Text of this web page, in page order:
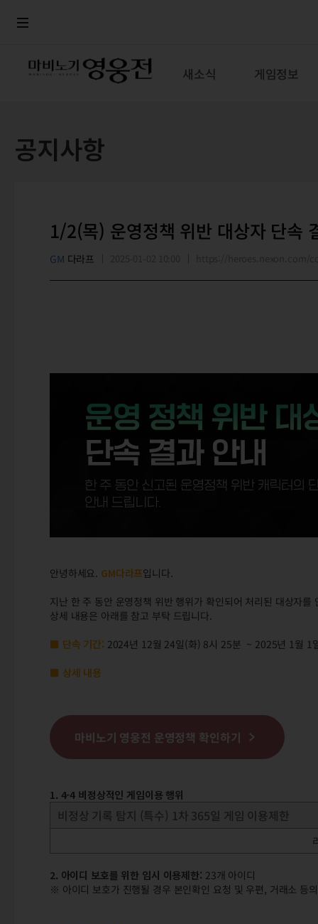
새소식 게임정보
공지사항
1/2(목) 운영정책 위반 대상자 단속
GM 다라프
안녕하세요. GM다라프입니다.
지난 한 주 동안 운영정책 위반 행위가 확인되어 처리된 대상자를
상세 내용은 아래를 참고 부탁 드립니다.
■ 단속 기간: 2024년 12월 24일(화) 8시 25분 ~ 2025년 1월 1
■ 상세 내용
마비노기 영웅전 운영정책 확인하기
1. 4-4 비정상적인 게임이용 행위
비정상 기록 탐지 (특수) 1차 365일 게임 이용제한
2. 아이디 보호를 위한 임시 이용제한: 23개 아이디
※ 아이디 보호가 진행될 경우 본인확인 요청 및 우편, 거래소 등